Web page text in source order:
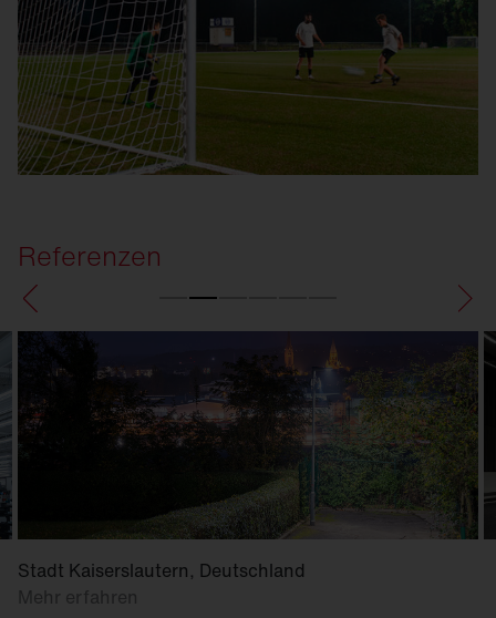
Referenzen
Stadt Kaiserslautern, Deutschland
Mehr erfahren